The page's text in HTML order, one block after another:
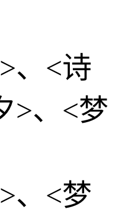
、<诗
>、<梦
、<梦